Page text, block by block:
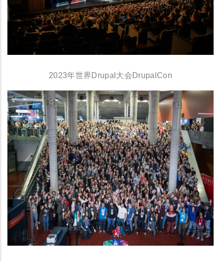
2023年世界Drupal大会DrupalCon